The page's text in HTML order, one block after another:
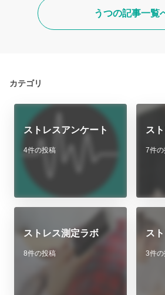
うつの記事一覧
カテゴリ
ストレスアンケート
4件の投稿
ス
7件
ストレス測定ラボ
8件の投稿
ス
3件の